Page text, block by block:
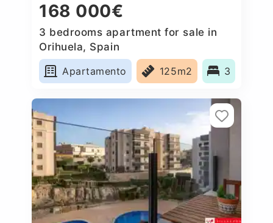
168 000€
3 bedrooms apartment for sale in
Orihuela, Spain
Apartamento
125m2 3